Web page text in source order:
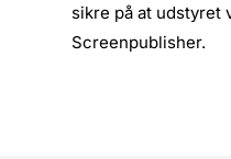
sikre på at udstyret
Screenpublisher.